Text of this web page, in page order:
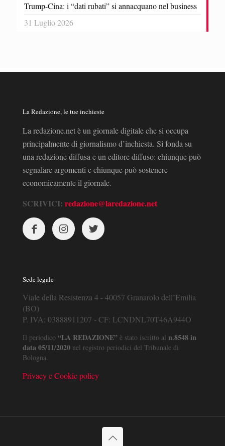
Trump-Cina: i “dati rubati” si annacquano nel business
31 Luglio 2026
La Redazione, le tue inchieste
La redazione.net è un giornale digitale che si occupa
principalmente di giornalismo d’inchiesta. Si fonda su
una redazione diffusa e un editore diffuso: chiunque può
segnalare argomenti e chiunque può sostenere
economicamente il giornale.
SCRIVICI: redazione@laredazione.net
Sede legale
Viale della Resistenza 4 - 40057 Granarolo dell’Emilia
(BO)
P. IVA: 03888911207 - CF: LCNDNL70T46A944O
Il periodico “LA REDAZIONE” è stato iscritto al n.8548 in
data 05/11/2020 nel registro periodici del Tribunale di
Bologna.
Privacy e Cookie policy